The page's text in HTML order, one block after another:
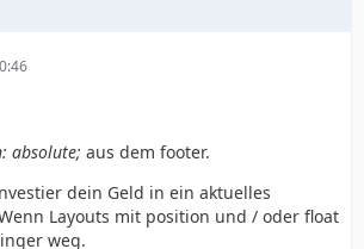
absolute; aus dem footer.
dein Geld in ein aktuelles
Wenn Layouts mit position und / oder float
weg.